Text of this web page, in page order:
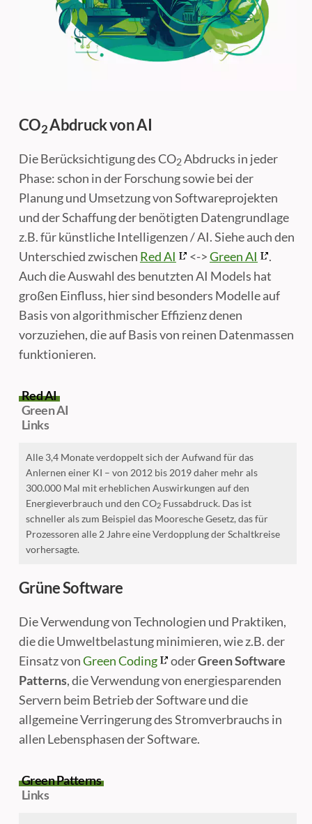
CO2Abdruck von AI
Die Berücksichtigung des CO2Abdrucks in jeder
Phase: schon in der Forschung sowie bei der
Planung und Umsetzung von Softwareprojekten
und der Schaffung der benötigten Datengrundlage
z.B. für künstliche Intelligenzen / AI. Siehe auch den
Unterschied zwischen Red AI <->Green AI
.
Auch die Auswahl des benutzten AI Models hat
großen Einfluss, hier sind besonders Modelle auf
Basis von algorithmischer Effizienz denen
vorzuziehen, die auf Basis von reinen Datenmassen
funktionieren.
Red AI
Green AI
Links
Alle 3,4 Monate verdoppelt sich der Aufwand für das
Anlernen einer KI – von 2012 bis 2019 daher mehr als
300.000 Mal mit erheblichen Auswirkungen auf den
Energieverbrauch und den CO2Fussabdruck. Das ist
schneller als zum Beispiel das Mooresche Gesetz, das für
Prozessoren alle 2 Jahre eine Verdopplung der Schaltkreise
vorhersagte.
Grüne Software
Die Verwendung von Technologien und Praktiken,
die die Umweltbelastung minimieren, wie z.B. der
Einsatz vonGreen Coding oderGreen Software
Patterns, die Verwendung von energiesparenden
Servern beim Betrieb der Software und die
allgemeine Verringerung des Stromverbrauchs in
allen Lebensphasen der Software.
Green Patterns
Links